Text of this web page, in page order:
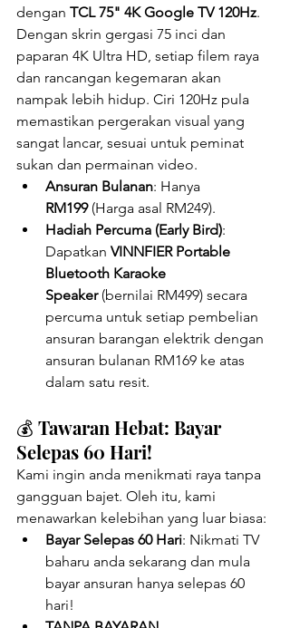
dengan TCL 75" 4K Google TV 120Hz.
Dengan skrin gergasi 75 inci dan
paparan 4K Ultra HD, setiap filem raya
dan rancangan kegemaran akan
nampak lebih hidup. Ciri 120Hz pula
memastikan pergerakan visual yang
sangat lancar, sesuai untuk peminat
sukan dan permainan video.
Ansuran Bulanan: Hanya
RM199 (Harga asal RM249).
Hadiah Percuma (Early Bird):
Dapatkan VINNFIER Portable
Bluetooth Karaoke
Speaker (bernilai RM499) secara
percuma untuk setiap pembelian
ansuran barangan elektrik dengan
ansuran bulanan RM169 ke atas
dalam satu resit.
💰 Tawaran Hebat: Bayar
Selepas 60 Hari!
Kami ingin anda menikmati raya tanpa
gangguan bajet. Oleh itu, kami
menawarkan kelebihan yang luar biasa:
Bayar Selepas 60 Hari: Nikmati TV
baharu anda sekarang dan mula
bayar ansuran hanya selepas 60
hari!